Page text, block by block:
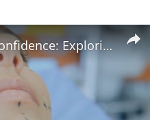
The Intersection of Beauty and Self-Confidence: Exploring Cosmetic Surgery